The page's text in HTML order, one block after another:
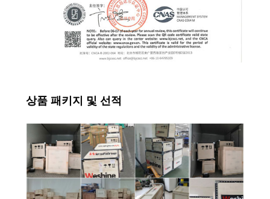
상품 패키지 및 선적